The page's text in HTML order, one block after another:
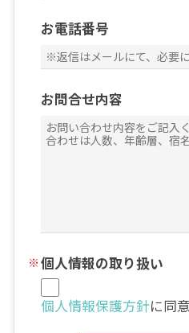
お電話番号
お問合せ内容
個人情報の取り扱い
個人情報保護方針に同